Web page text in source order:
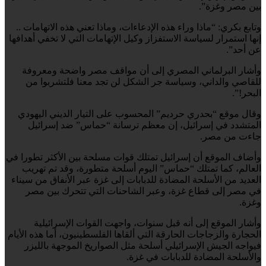
بين مصر وغزة”.
وتابع بكري: “ماذا وراء هذه الإدعاءات، وماذا تعني هذه الاتهامات ..
إنها استمرار لسياسة الاستفزاز وكيل الإتهامات التي لا تخفي أهدافها
عن أحد”.
وأشار البرلماني المصري إلى أن مواقف مصر واضحة ومعروفة
للقاصي والداني، وسياسة جر الشكل لن تجد معنا فلتشربوا من
البحر!”.
وقال موقع “بحدري حرديم” المحسوب على التيار الديني اليهودي
المتشدد في إسرائيل، إن معظم ترسانة “حماس” ضد إسرائيل
جاءت من مصر.
وأضاف الموقع أن إسرائيل تمتلك قوات مسلحة بين الأكثر تطورا في
العالم، كما تمتلك “حماس” اليوم أسلحة متطورة، وقد تم تهريب
العديد من الأسلحة المضادة للدبابات إلى غزة عبر الأنفاق من سيناء
في مصر إلى قطاع غزة، وعبر الشاحنات التي تتحرك بين مصر
وغزة.
وأشار الموقع إلى أنه قبل سنوات، واجهت القوات الإسرائيلية
الحجارة والزجاجات الحارقة التي ألقاها الفلسطينيون، أما هذه الأيام
فيواجه الجيش الإسرائيلي أسلحة مثل الصواريخ الموجهة بالليزر
والأسلحة المضادة للدبابات في غزة.